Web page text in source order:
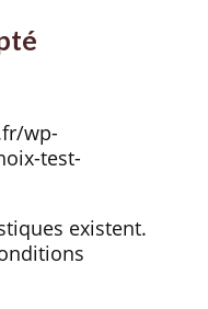
wp-
test-
existent.